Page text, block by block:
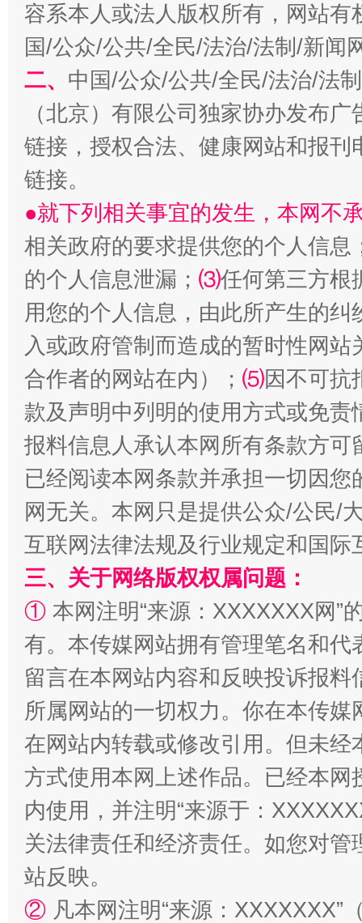
“刷贴”乱象丛生
生
揭批美国五大"原罪" "炒
解纷+调解+退费，一次搞定
站台名比不上好声名
容系本人或法人版权所有，网站
国/公众/公共/全民/法治/法制/新闻
二、 中国/公众/公共/全民/法治/法
（北京）有限公司独家协办发布
链接，授权合法、健康网站和报
链接。
●就下列相关事宜的发生，本网不
相关政府的要求提供您的个人信息
的个人信息泄漏； ⑶任何第三方根
用您的个人信息，由此所产生的纠
入或政府管制而造成的暂时性网
合作者的网站在内）； ⑸因不可抗
款及声明中列明的使用方式或免责
报料信息人承认本网所有条款方
已经阅读本网条款并承担一切因
网无关。本网只是提供公众/公民/
互联网法律法规及行业规定和国
三、关于网络版权权属问题：
① 本网注明“来源：XXXXXXX网”
有。本传媒网站拥有管理笔名和
留言在本网站内容和反映投诉报
所属网站的一切权力。你在本传
在网站内转载或修改引用。但未
方式使用本网上述作品。已经本
内使用，并注明“来源于：
关法律责任和经济责任。如您对
站反映。
② 凡本网注明“来源：